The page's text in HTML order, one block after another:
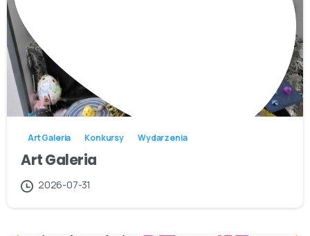
Art Galeria Konkursy Wydarzenia
Art Galeria
2026-07-31